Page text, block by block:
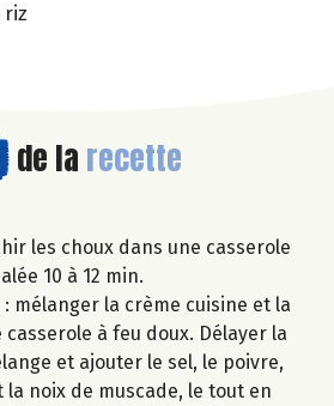
riz
de la recette
les choux dans une casserole
10 à 12 min.
mélanger la crème cuisine et la
à feu doux. Délayer la
et ajouter le sel, le poivre,
la noix de muscade, le tout en